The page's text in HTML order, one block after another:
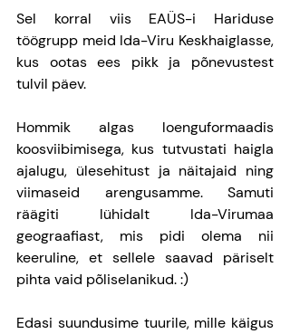
Sel korral viis EAÜS-i Hariduse
töögrupp meid Ida-Viru Keskhaiglasse,
kus ootas ees pikk ja põnevustest
tulvil päev.
Hommik algas loenguformaadis
koosviibimisega, kus tutvustati haigla
ajalugu, ülesehitust ja näitajaid ning
viimaseid arengusamme. Samuti
räägiti lühidalt Ida-Virumaa
geograafiast, mis pidi olema nii
keeruline, et sellele saavad päriselt
pihta vaid põliselanikud. :)
Edasi suundusime tuurile, mille käigus